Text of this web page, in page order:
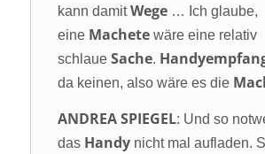
kann damitWege… Ich glaube,
eine Machetewäre eine relativ
schlaue Sache.
da keinen, also wäre es die
ANDREA SPIEGEL: Und so
das Handynicht mal aufladen.